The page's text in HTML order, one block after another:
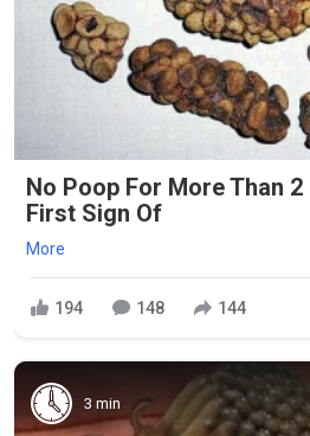
No Poop For More Than
First Sign Of
More
194 148 144
3 min